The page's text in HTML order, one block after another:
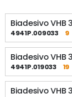
Biadesivo VHB
4941P.009033 9
Biadesivo VHB
4941P.019033 19
Biadesivo VHB